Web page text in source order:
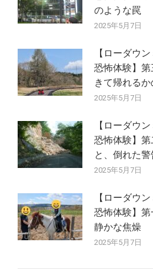
のような罠
2025年5月7日
【ローダウ
恐怖体験】
きて帰れるか
2025年5月7日
【ローダウ
恐怖体験】
と、倒れた警
2025年5月7日
【ローダウ
恐怖体験】第
静かな焦燥
2025年5月7日